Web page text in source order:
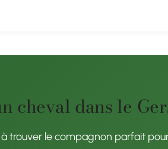
cheval dans le
trouver le compagnon parfait